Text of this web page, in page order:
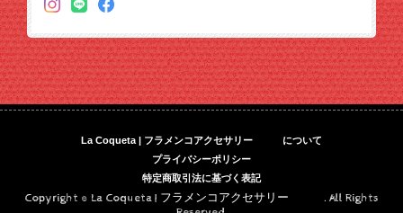
La Coqueta | フラメンコアクセサリー について
プライバシーポリシー
特定商取引法に基づく表記
Copyright © La Coqueta | フラメンコアクセサリー . All Rights